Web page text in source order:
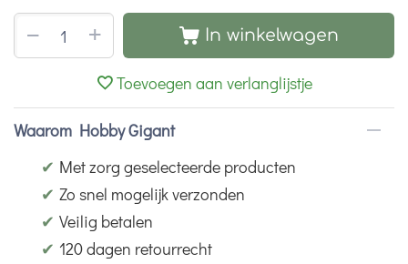
+
− In winkelwagen
Toevoegen aan verlanglijstje
Waarom Hobby Gigant
✔ Met zorg geselecteerde producten
✔ Zo snel mogelijk verzonden
✔ Veilig betalen
✔ 120 dagen retourrecht